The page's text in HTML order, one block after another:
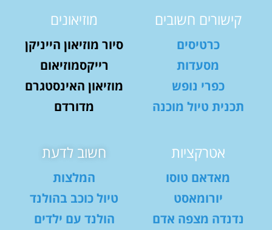
קישורים חשובים
כרטיסים
מסעדות
כפרי נופש
תכנית טיול מוכנה
מוזיאונים
סיור מוזיאון הייניקן
רייקסמוזיאום
מוזיאון האינסטגרם
מדורדם
אטרקציות
מאדאם טוסו
יורומאסט
נדנדה מצפה אדם
חשוב לדעת
המלצות
טיול כוכב בהולנד
הולנד עם ילדים